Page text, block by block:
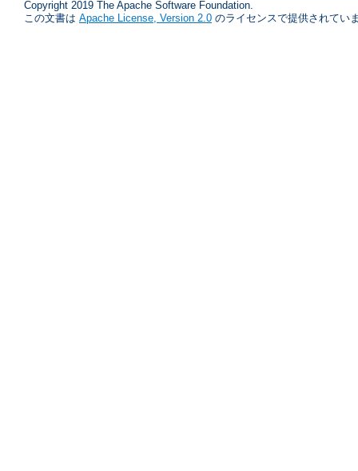
Copyright 2019 The Apache Software Foundation.
この文書は Apache License, Version 2.0 のライセンスで提供されてい